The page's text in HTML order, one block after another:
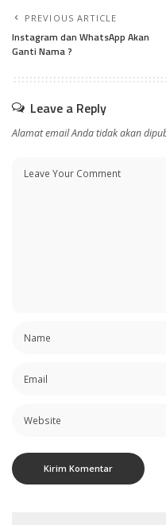
PREVIOUS ARTICLE
Instagram dan WhatsApp Akan
Ganti Nama ?
Leave a Reply
Alamat email Anda tidak akan